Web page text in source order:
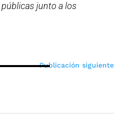
junto a los
Publicación siguiente